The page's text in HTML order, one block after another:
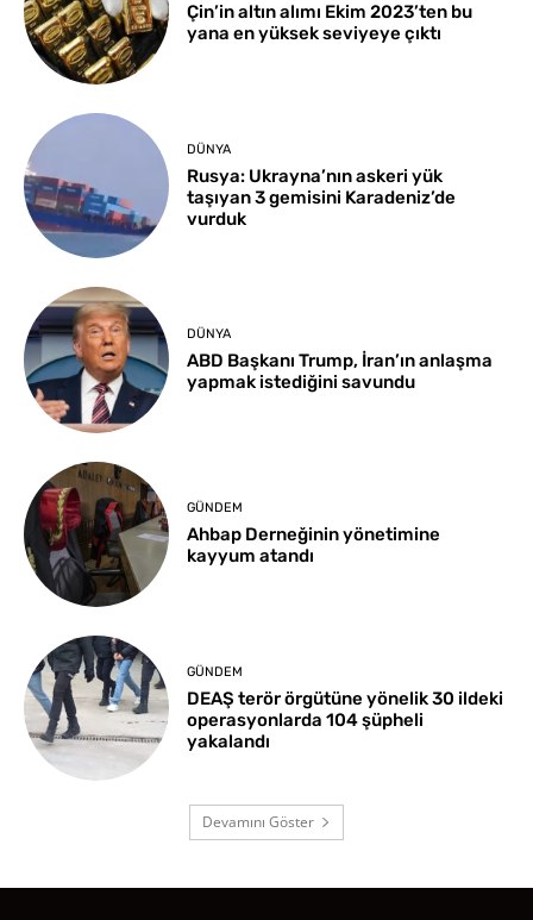
Çin’in altın alımı Ekim 2023’ten bu
yana en yüksek seviyeye çıktı
DÜNYA
Rusya: Ukrayna’nın askeri yük
taşıyan 3 gemisini Karadeniz’de
vurduk
DÜNYA
ABD Başkanı Trump, İran’ın anlaşma
yapmak istediğini savundu
GÜNDEM
Ahbap Derneğinin yönetimine
kayyum atandı
GÜNDEM
DEAŞ terör örgütüne yönelik 30 ildeki
operasyonlarda 104 şüpheli
yakalandı
Devamını Göster